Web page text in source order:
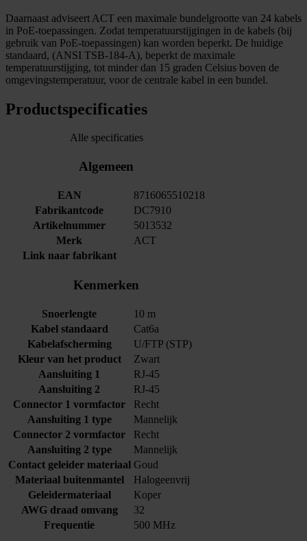
Daarnaast adviseert ACT een maximale bundelgrootte van 24 kabels
in PoE-toepassingen. Zodat temperatuurstijgingen in de kabels (bij
gebruik van PoE-toepassingen) kan worden beperkt. De huidige
standaard, (ANSI TSB-184-A), beperkt de maximale
temperatuurstijging, tot minder dan 15 graden Celsius boven de
omgevingstemperatuur, voor de centrale kabel in een bundel.
Productspecificaties
Alle specificaties
Algemeen
EAN
8716065510218
Fabrikantcode
DC7910
Artikelnummer
5013532
Merk
ACT
Link naar fabrikant
Kenmerken
Snoerlengte
10 m
Kabel standaard
Cat6a
Kabelafscherming
U/FTP (STP)
Kleur van het product
Zwart
Aansluiting 1
RJ-45
Aansluiting 2
RJ-45
Connector 1 vormfactor
Recht
Aansluiting 1 type
Mannelijk
Connector 2 vormfactor
Recht
Aansluiting 2 type
Mannelijk
Contact geleider materiaal Goud
Materiaal buitenmantel
Halogeenvrij
Geleidermateriaal
Koper
AWG draad omvang
32
Frequentie
500 MHz